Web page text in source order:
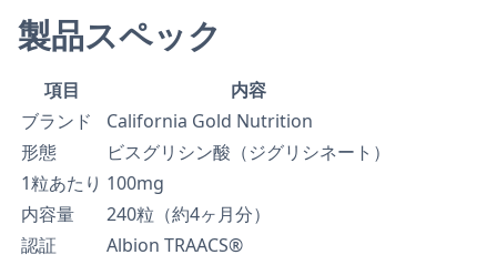
製品スペック
項目
内容
ブランド
California Gold Nutrition
形態
ビスグリシン酸（ジグリシネート）
1粒あたり 100mg
内容量
240粒（約4ヶ月分）
認証
Albion TRAACS®